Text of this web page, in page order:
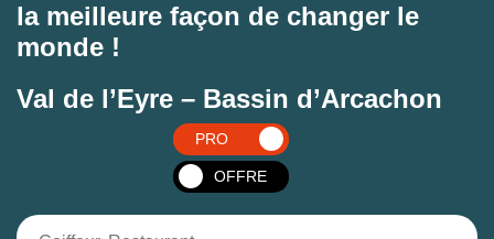
la meilleure façon de changer le
monde !
Val de l’Eyre – Bassin d’Arcachon
PRO
OFFRE